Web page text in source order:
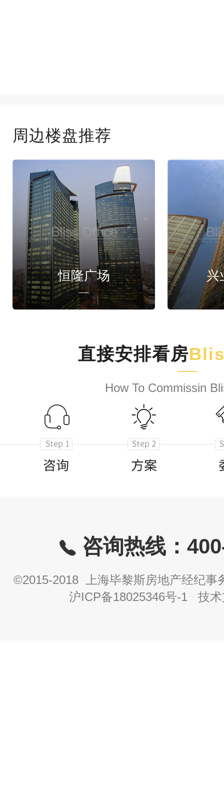
周边楼盘推荐
恒隆广场 兴
直接安排看房
How To Commissin
咨询热线：
©2015-2018 上海毕黎斯房地产经纪事
沪ICP备18025346号-1 技术